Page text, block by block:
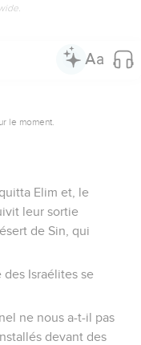
le moment.
Elim et, le
leur sortie
de Sin, qui
des Israélites se
ne nous a-t-il pas
devant des